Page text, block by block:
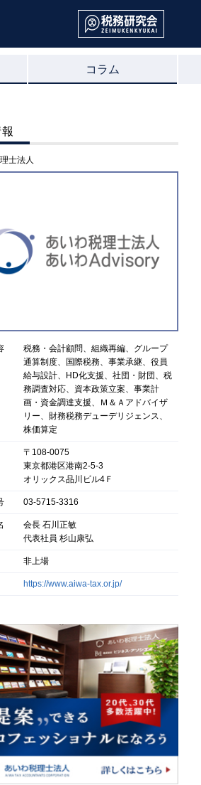
コラム
士法人
税務・会計顧問、組織再編、グループ
通算制度、国際税務、事業承継、役員
給与設計、HD化支援、社団・財団、税
務調査対応、資本政策立案、事業計
画・資金調達支援、Ｍ＆Ａアドバイザ
リー、財務税務デューデリジェンス、
株価算定
〒108-0075
東京都港区港南2-5-3
オリックス品川ビル4Ｆ
03-5715-3316
会長 石川正敏
代表社員 杉山康弘
非上場
https://www.aiwa-tax.or.jp/